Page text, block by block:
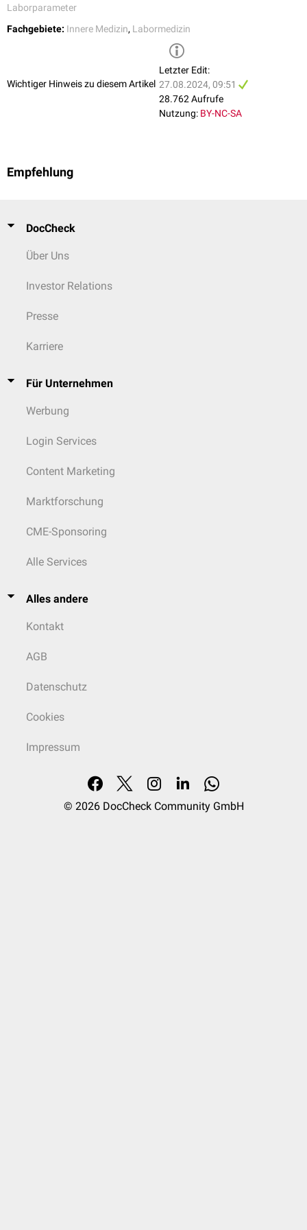
Laborparameter
Fachgebiete: Innere Medizin, Labormedizin
Wichtiger Hinweis zu diesem Artikel
Letzter Edit:
27.08.2024, 09:51
28.762 Aufrufe
Nutzung: BY-NC-SA
Empfehlung
DocCheck
Über Uns
Investor Relations
Presse
Karriere
Für Unternehmen
Werbung
Login Services
Content Marketing
Marktforschung
CME-Sponsoring
Alle Services
Alles andere
Kontakt
AGB
Datenschutz
Cookies
Impressum
© 2026 DocCheck Community GmbH